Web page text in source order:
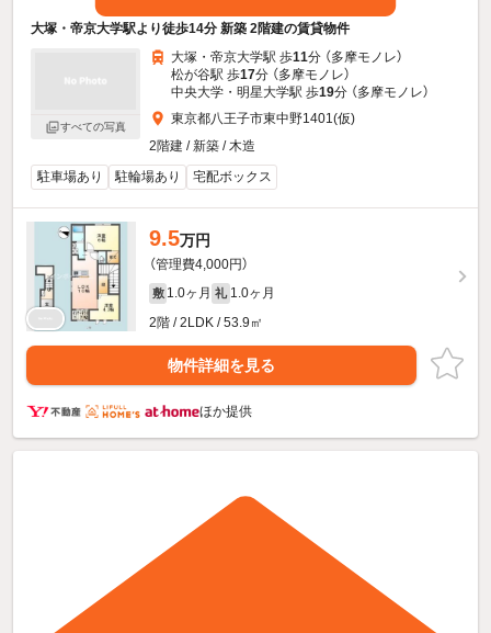
大塚・帝京大学駅より徒歩14分 新築 2階建の賃貸物件
すべての写真
大塚・帝京大学駅 歩11分 （多摩モノレ）
松が谷駅 歩17分 （多摩モノレ）
中央大学・明星大学駅 歩19分 （多摩モノレ）
東京都八王子市東中野1401(仮)
2階建 / 新築 / 木造
駐車場あり
駐輪場あり 宅配ボックス
9.5万円
（管理費4,000円）
敷 1.0ヶ月 礼 1.0ヶ月
2階 / 2LDK / 53.9㎡
物件詳細を見る
ほか提供